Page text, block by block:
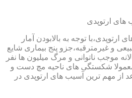
ارتوپدی
ارتوپدی،با توجه به بالابودن آمار
و غیرمترقبه،جزو پنج بیماری شایع
موجب ناتوانی و مرگ میلیون ها نفر
شکستگی های ناحیه مچ دست و
از مهم ترین آسیب های ارتوپدی در